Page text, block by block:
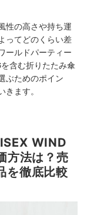
性の高さや持ち運
ってどのくらい差
ールドパーティー
含む折りたたみ傘
ぶためのポイン
ます。
WIND
方法は？売
を徹底比較